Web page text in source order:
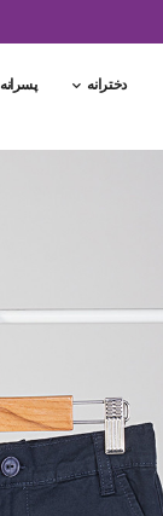
دخترانه پسرانه